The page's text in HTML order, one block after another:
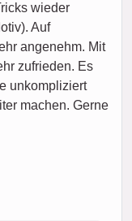
wieder
Auf
angenehm. Mit
zufrieden. Es
unkompliziert
machen. Gerne